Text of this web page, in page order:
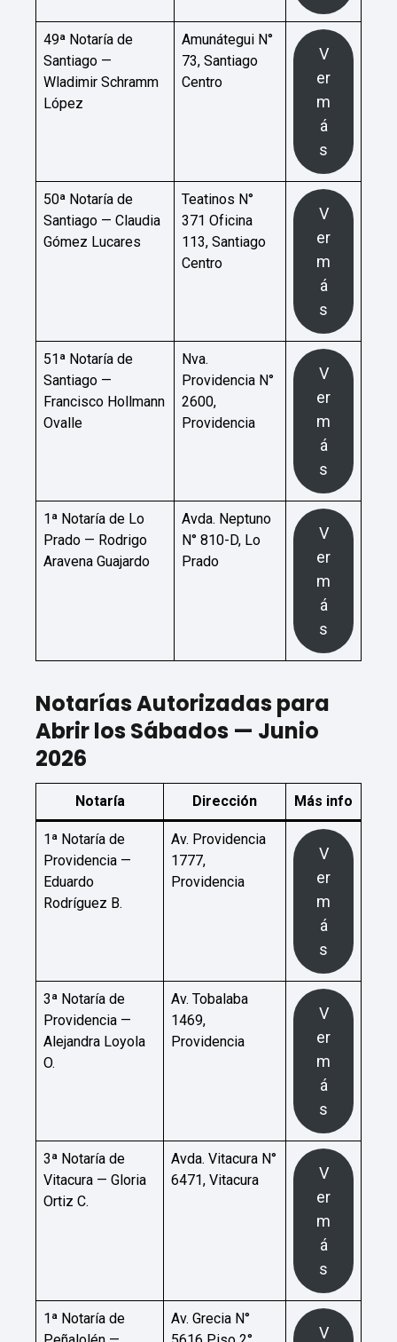
49ª Notaría de
Santiago —
Wladimir Schramm
López
Amunátegui N°
73, Santiago
Centro
V
er
m
á
s
50ª Notaría de
Santiago — Claudia
Gómez Lucares
Teatinos N°
371 Oficina
113, Santiago
Centro
V
er
m
á
s
51ª Notaría de
Santiago —
Francisco Hollmann
Ovalle
Nva.
Providencia N°
2600,
Providencia
V
er
m
á
s
1ª Notaría de Lo
Prado — Rodrigo
Aravena Guajardo
Avda. Neptuno
N° 810-D, Lo
Prado
V
er
m
á
s
Notarías Autorizadas para
Abrir los Sábados — Junio
2026
Notaría Dirección Más info
1ª Notaría de
Providencia —
Eduardo
Rodríguez B.
Av. Providencia
1777,
Providencia
V
er
m
á
s
3ª Notaría de
Providencia —
Alejandra Loyola
O.
Av. Tobalaba
1469,
Providencia
V
er
m
á
s
3ª Notaría de
Vitacura — Gloria
Ortiz C.
Avda. Vitacura N°
6471, Vitacura
V
er
m
á
s
1ª Notaría de
Av. Grecia N°
V